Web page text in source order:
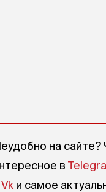
на сайте?
в
Vk и самое